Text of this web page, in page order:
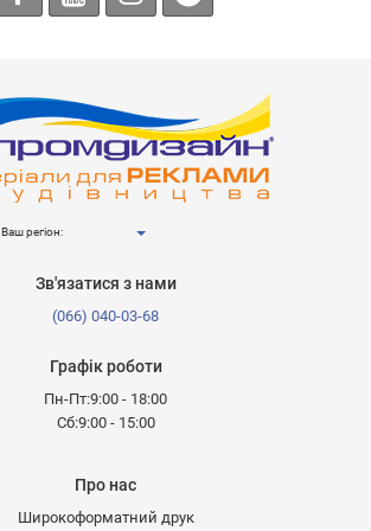
Ваш регіон:
Зв'язатися з нами
(066) 040-03-68
Графік роботи
Пн-Пт:9:00 - 18:00
Сб:9:00 - 15:00
Про нас
Широкоформатний друк